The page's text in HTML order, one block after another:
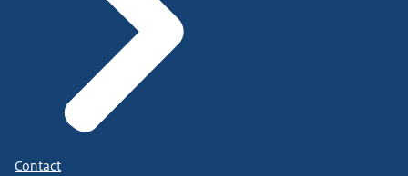
Contact